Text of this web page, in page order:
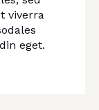
viverra
eget.